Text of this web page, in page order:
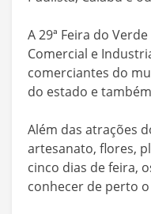
A 29ª Feira do
Comercial e
comerciantes do
do estado e
Além das atrações
artesanato, flores,
cinco dias de feira,
conhecer de perto